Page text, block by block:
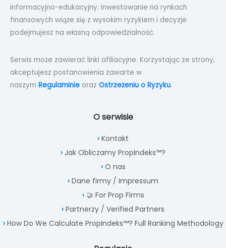
informacyjno-edukacyjny. Inwestowanie na rynkach
finansowych wiąże się z wysokim ryzykiem i decyzje
podejmujesz na własną odpowiedzialność.
Serwis może zawierać linki afiliacyjne. Korzystając ze strony,
akceptujesz postanowienia zawarte w
naszym Regulaminie oraz Ostrzeżeniu o Ryzyku.
O serwisie
Kontakt
Jak Obliczamy PropIndeks™?
O nas
Dane firmy / Impressum
🤝 For Prop Firms
Partnerzy / Verified Partners
How Do We Calculate PropIndeks™? Full Ranking Methodology